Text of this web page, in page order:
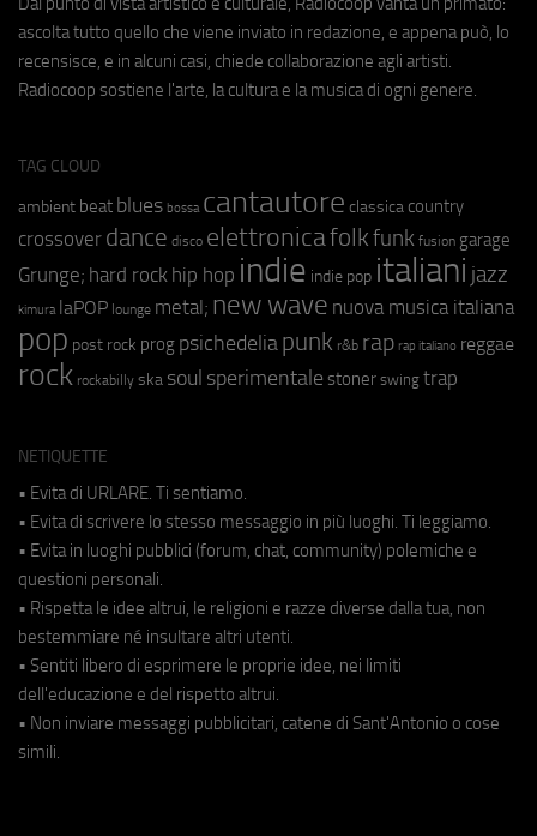
ascolta tutto quello che viene inviato in redazione, e appena può, lo
recensisce, e in alcuni casi, chiede collaborazione agli artisti.
Radiocoop sostiene l'arte, la cultura e la musica di ogni genere.
TAG CLOUD
ambient beat blues bossa cantautore classica country
crossover dance disco elettronicafolkfunk fusion garage
Grunge; hard rock hip hop indie indie pop italiani jazz
kimura laPOP lounge metal; new wave nuova musica italiana
pop post rock prog psichedeliapunk r&b rap rap italiano reggae
rock rockabilly ska soul sperimentale stoner swing trap
NETIQUETTE
• Evita di URLARE. Ti sentiamo.
• Evita di scrivere lo stesso messaggio in più luoghi. Ti leggiamo.
• Evita in luoghi pubblici (forum, chat, community) polemiche e
questioni personali.
• Rispetta le idee altrui, le religioni e razze diverse dalla tua, non
bestemmiare né insultare altri utenti.
• Sentiti libero di esprimere le proprie idee, nei limiti
dell'educazione e del rispetto altrui.
• Non inviare messaggi pubblicitari, catene di Sant'Antonio o cose
simili.